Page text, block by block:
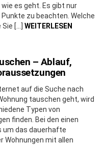
es geht. Es gibt nur
zu beachten. Welche
Sie […] WEITERLESEN
– Ablauf,
auf die Suche nach
tauschen geht, wird
Typen von
finden. Bei den einen
um das dauerhafte
Wohnungen mit allen